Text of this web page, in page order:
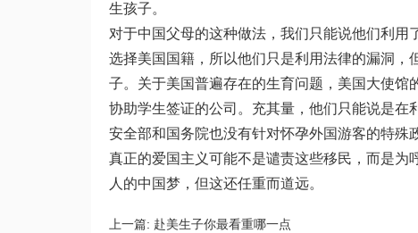
生孩子。
对于中国父母的这种做法，我们只能说他们利
选择美国国籍，所以他们只是利用法律的漏洞
子。关于美国普遍存在的生育问题，美国大使
协助学生签证的公司。充其量，他们只能说是在
安全部和国务院也没有针对怀孕外国游客的特殊
真正的爱国主义可能不是谴责这些移民，而是
人的中国梦，但这还任重而道远。
上一篇: 赴美生子你最看重哪一点